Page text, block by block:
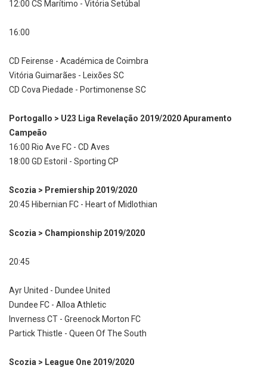
12:00 CS Marítimo - Vitória Setúbal
16:00
CD Feirense - Académica de Coimbra
Vitória Guimarães - Leixões SC
CD Cova Piedade - Portimonense SC
Portogallo > U23 Liga Revelação 2019/2020 Apuramento
Campeão
16:00 Rio Ave FC - CD Aves
18:00 GD Estoril - Sporting CP
Scozia > Premiership 2019/2020
20:45 Hibernian FC - Heart of Midlothian
Scozia > Championship 2019/2020
20:45
Ayr United - Dundee United
Dundee FC - Alloa Athletic
Inverness CT - Greenock Morton FC
Partick Thistle - Queen Of The South
Scozia > League One 2019/2020